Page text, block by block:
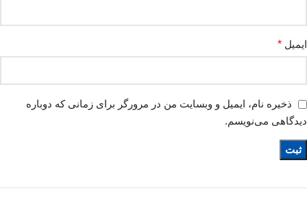
ایمیل *
ذخیره نام، ایمیل و وبسایت من در مرورگر برای زمانی که دوباره
دیدگاهی می‌نویسم.